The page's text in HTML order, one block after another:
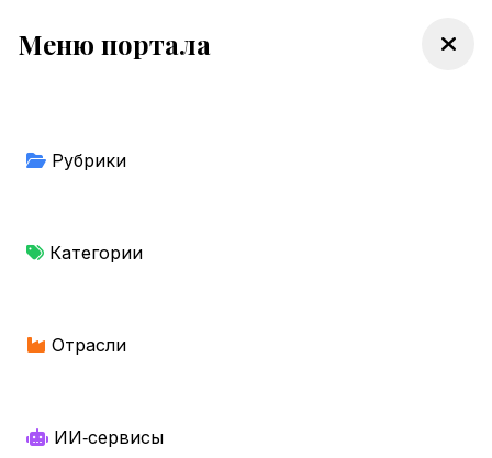
Меню портала
Рубрики
Категории
Отрасли
ИИ‑сервисы